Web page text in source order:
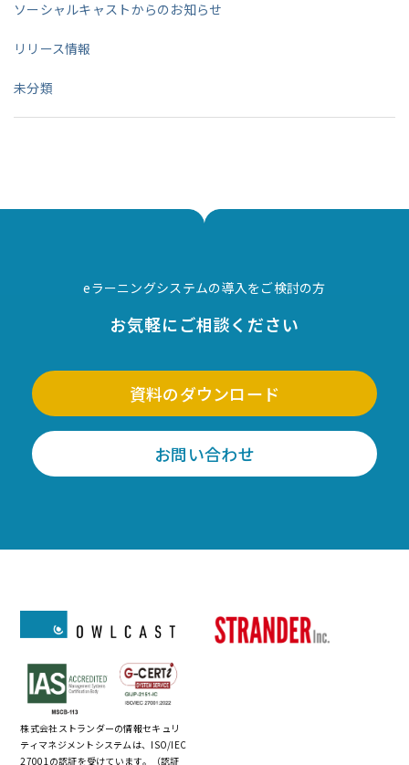
ソーシャルキャストからのお知らせ
リリース情報
未分類
eラーニングシステムの導入をご検討の方
お気軽にご相談ください
資料のダウンロード
お問い合わせ
株式会社ストランダーの情報セキュリ
ティマネジメントシステムは、ISO/IEC
27001の認証を受けています。（認証